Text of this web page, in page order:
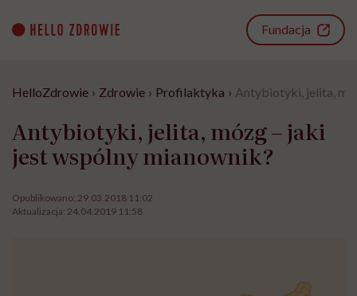
content
Fundacja
HelloZdrowie › Zdrowie › Profilaktyka › Antybiotyki, jelita,
Antybiotyki, jelita, mózg – jaki
jest wspólny mianownik?
Opublikowano: 29.03.2018 11:02
Aktualizacja: 24.04.2019 11:58